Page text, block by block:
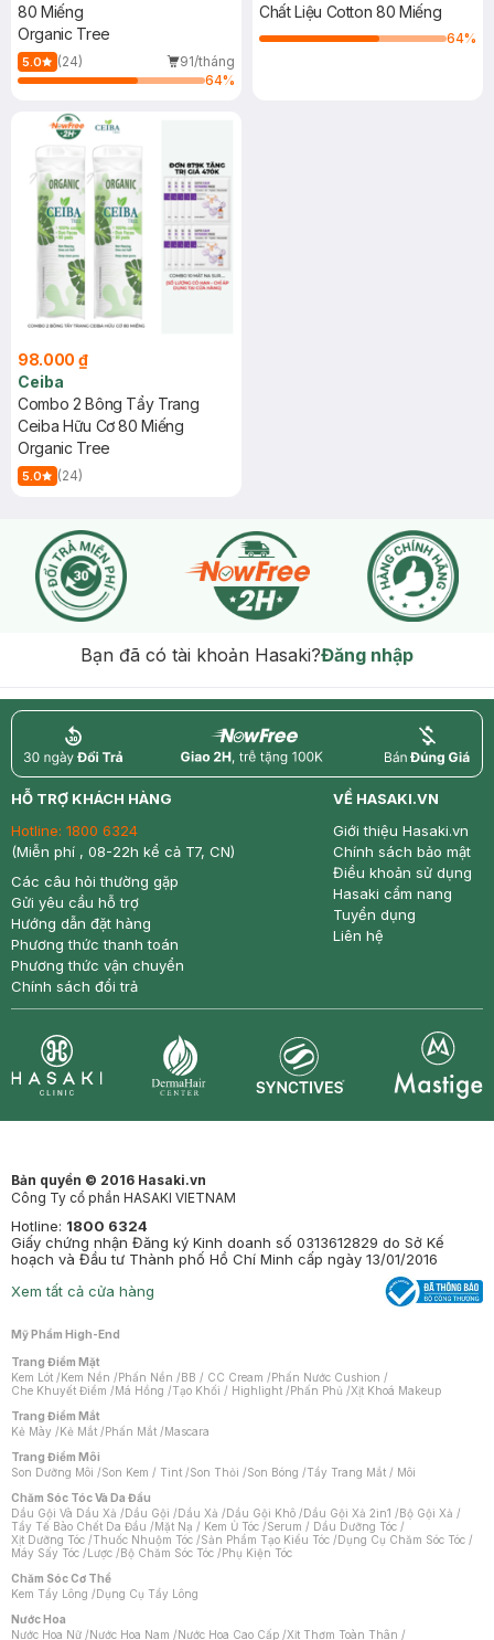
80 Miếng
Organic Tree
5.0 (24)
91/tháng
64%
Chất Liệu Cotton 80 Miếng
64%
98.000 ₫
Ceiba
Combo 2 Bông Tẩy Trang
Ceiba Hữu Cơ 80 Miếng
Organic Tree
5.0 (24)
Bạn đã có tài khoản Hasaki?Đăng nhập
return nowfree price
HỖ TRỢ KHÁCH HÀNG
Hotline: 1800 6324
(Miễn phí , 08-22h kể cả T7, CN)
Các câu hỏi thường gặp
Gửi yêu cầu hỗ trợ
Hướng dẫn đặt hàng
Phương thức thanh toán
Phương thức vận chuyển
Chính sách đổi trả
VỀ HASAKI.VN
Giới thiệu Hasaki.vn
Chính sách bảo mật
Điều khoản sử dụng
Hasaki cẩm nang
Tuyển dụng
Liên hệ
Bản quyền © 2016 Hasaki.vn
Công Ty cổ phần HASAKI VIETNAM
Hotline: 1800 6324
Giấy chứng nhận Đăng ký Kinh doanh số 0313612829 do Sở Kế
hoạch và Đầu tư Thành phố Hồ Chí Minh cấp ngày 13/01/2016
Xem tất cả cửa hàng
Mỹ Phẩm High-End
Trang Điểm Mặt
Kem Lót /Kem Nền /Phấn Nền /BB / CC Cream /Phấn Nước Cushion /
Che Khuyết Điểm /Má Hồng /Tạo Khối / Highlight /Phấn Phủ /Xịt Khoá Makeup
Trang Điểm Mắt
Kẻ Mày /Kẻ Mắt /Phấn Mắt /Mascara
Trang Điểm Môi
Son Dưỡng Môi /Son Kem / Tint /Son Thỏi /Son Bóng /Tẩy Trang Mắt / Môi
Chăm Sóc Tóc Và Da Đầu
Dầu Gội Và Dầu Xả /Dầu Gội /Dầu Xả /Dầu Gội Khô /Dầu Gội Xả 2in1 /Bộ Gội Xả /
Tẩy Tế Bào Chết Da Đầu /Mặt Nạ / Kem Ủ Tóc /Serum / Dầu Dưỡng Tóc /
Xịt Dưỡng Tóc /Thuốc Nhuộm Tóc /Sản Phẩm Tạo Kiểu Tóc /Dụng Cụ Chăm Sóc Tóc /
Máy Sấy Tóc /Lược /Bộ Chăm Sóc Tóc /Phụ Kiện Tóc
Chăm Sóc Cơ Thể
Kem Tẩy Lông /Dụng Cụ Tẩy Lông
Nước Hoa
Nước Hoa Nữ /Nước Hoa Nam /Nước Hoa Cao Cấp /Xịt Thơm Toàn Thân /